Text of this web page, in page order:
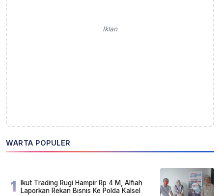
Iklan
WARTA POPULER
1
Ikut Trading Rugi Hampir Rp 4 M, Alfiah
Laporkan Rekan Bisnis Ke Polda Kalsel